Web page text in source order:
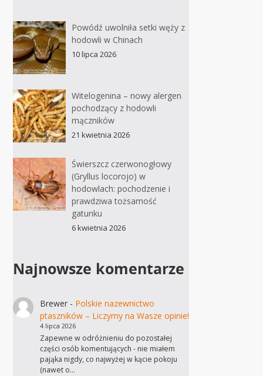
Powódź uwolniła setki węży z
hodowli w Chinach
10 lipca 2026
Witelogenina – nowy alergen
pochodzący z hodowli
mączników
21 kwietnia 2026
Świerszcz czerwonogłowy
(Gryllus locorojo) w
hodowlach: pochodzenie i
prawdziwa tożsamość
gatunku
6 kwietnia 2026
Najnowsze komentarze
Brewer- Polskie nazewnictwo
ptaszników – Liczymy na Wasze opinie!
4 lipca 2026
Zapewne w odróżnieniu do pozostałej
części osób komentujących - nie miałem
pająka nigdy, co najwyżej w kącie pokoju
(nawet o…